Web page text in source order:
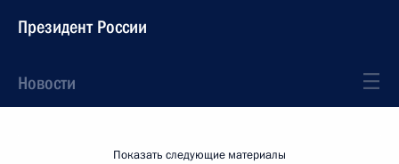
Президент России
Новости
Показать следующие материалы